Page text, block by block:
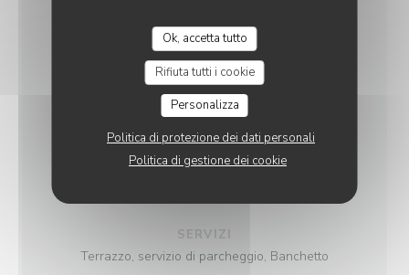
Ok, accetta tutto
Rifiuta tutti i cookie
Personalizza
Politica di protezione dei dati personali
Politica di gestione dei cookie
PRATICHE
CUCINA
TIPOLOGIA
SERVIZI
Terrazzo, servizio di parcheggio, Banchetto